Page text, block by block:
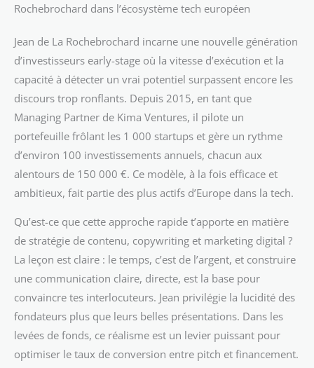
Rochebrochard dans l’écosystème tech européen
Jean de La Rochebrochard incarne une nouvelle génération
d’investisseurs early-stage où la vitesse d’exécution et la
capacité à détecter un vrai potentiel surpassent encore les
discours trop ronflants. Depuis 2015, en tant que
Managing Partner de Kima Ventures, il pilote un
portefeuille frôlant les 1 000 startups et gère un rythme
d’environ 100 investissements annuels, chacun aux
alentours de 150 000 €. Ce modèle, à la fois efficace et
ambitieux, fait partie des plus actifs d’Europe dans la tech.
Qu’est-ce que cette approche rapide t’apporte en matière
de stratégie de contenu, copywriting et marketing digital ?
La leçon est claire : le temps, c’est de l’argent, et construire
une communication claire, directe, est la base pour
convaincre tes interlocuteurs. Jean privilégie la lucidité des
fondateurs plus que leurs belles présentations. Dans les
levées de fonds, ce réalisme est un levier puissant pour
optimiser le taux de conversion entre pitch et financement.